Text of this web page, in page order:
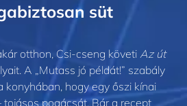
süt
otthon, Csi‑cseng követi Az út
A „Mutass jó példát!” szabály
konyhában, hogy egy őszi kínai
tojásos pogácsát. Bár a recept